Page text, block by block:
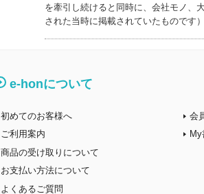
を牽引し続けると同時に、会社モノ、
された当時に掲載されていたものです）
e-honについて
初めてのお客様へ
ご利用案内
商品の受け取りについて
お支払い方法について
よくあるご質問
会